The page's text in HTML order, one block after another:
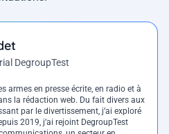
DegroupTest
armes en presse écrite, en radio et à
la rédaction web. Du fait divers aux
par le divertissement, j’ai exploré
2019, j’ai rejoint DegroupTest